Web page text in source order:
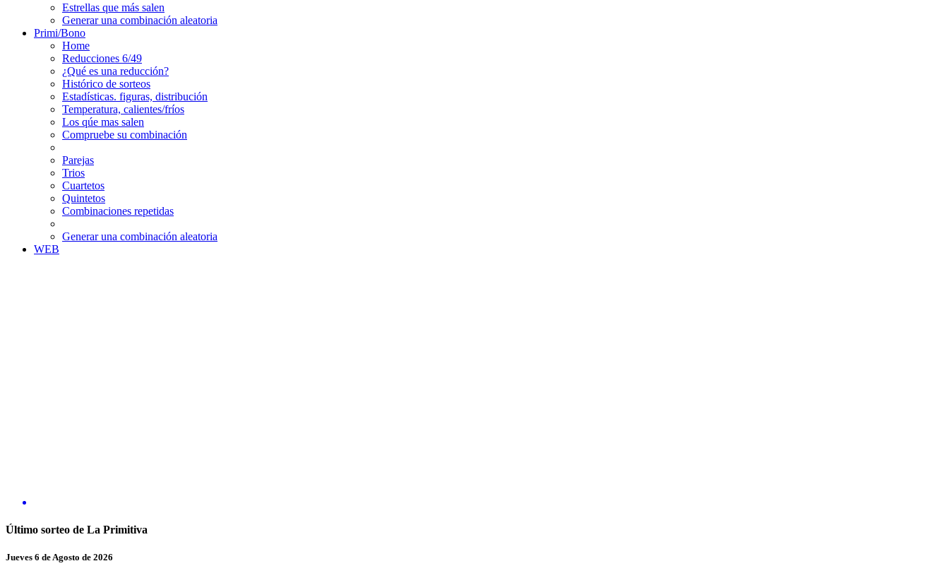
Estrellas que más salen
Generar una combinación aleatoria
Primi/Bono
Home
Reducciones 6/49
¿Qué es una reducción?
Histórico de sorteos
Estadísticas. figuras, distribución
Temperatura, calientes/fríos
Los qúe mas salen
Compruebe su combinación
Parejas
Trios
Cuartetos
Quintetos
Combinaciones repetidas
Generar una combinación aleatoria
WEB
Último sorteo de La Primitiva
Jueves 6 de Agosto de 2026